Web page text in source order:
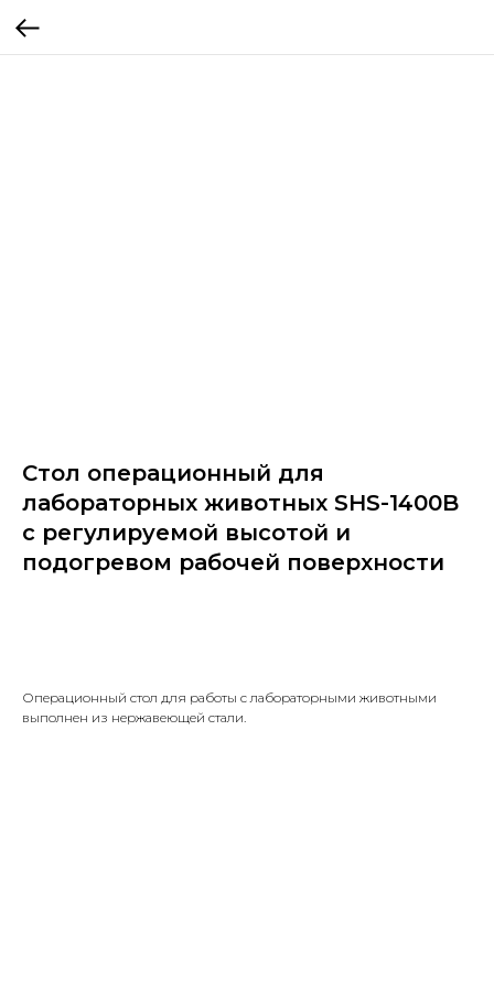
Cтол операционный для
лабораторных животных SHS-1400B
с регулируемой высотой и
подогревом рабочей поверхности
Операционный стол для работы с лабораторными животными
выполнен из нержавеющей стали.